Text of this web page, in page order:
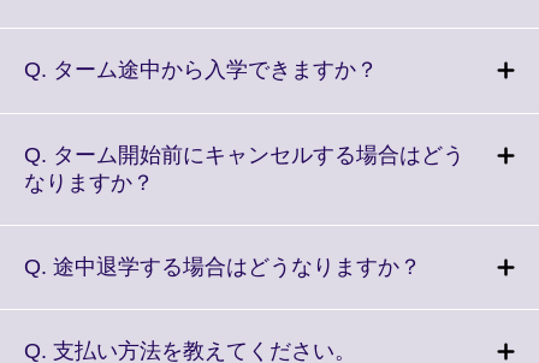
More
Q. ターム途中から入学できますか？
More
Q. ターム開始前にキャンセルする場合はどう
なりますか？
More
Q. 途中退学する場合はどうなりますか？
Q. 支払い方法を教えてください。